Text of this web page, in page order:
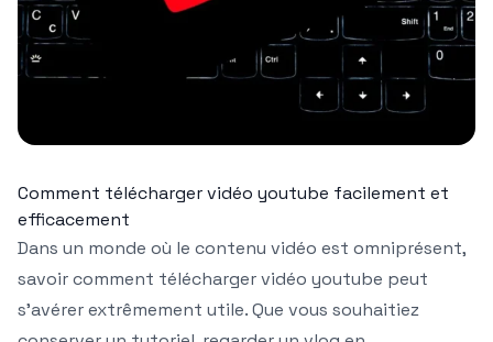
Comment télécharger vidéo youtube facilement et
efficacement
Dans un monde où le contenu vidéo est omniprésent,
savoir comment télécharger vidéo youtube peut
s’avérer extrêmement utile. Que vous souhaitiez